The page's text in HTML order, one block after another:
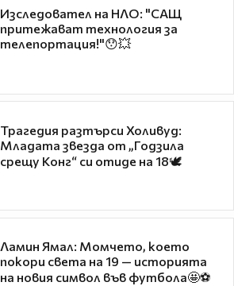
Изследовател на НЛО: "САЩ
притежават технология за
телепортация!"😯💥
Трагедия разтърси Холивуд:
Младата звезда от „Годзила
срещу Конг“ си отиде на 18🕊️
Ламин Ямал: Момчето, което
покори света на 19 — историята
на новия символ във футбола🤩⚽